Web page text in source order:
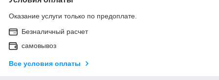
Оказание услуги только по предоплате.
Безналичный расчет
самовывоз
Все условия оплаты